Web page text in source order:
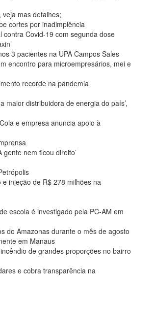
mas detalhes;
cortes por inadimplência
contra Covid-19 com segunda dose
3 pacientes na UPA Campos Sales
encontro para microempresários, mei e
recorde na pandemia
maior distribuidora de energia do país’,
e empresa anuncia apoio à
gente nem ficou direito’
injeção de R$ 278 milhões na
escola é investigado pela PC-AM em
do Amazonas durante o mês de agosto
em Manaus
de grandes proporções no bairro
e cobra transparência na